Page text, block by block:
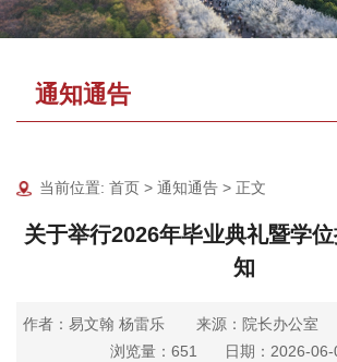
通知通告
当前位置:首页 >通知通告 > 正文
关于举行2026年毕业典礼暨学
知
作者：易文翰 杨雷乐 来源：院长办公室
浏览量： 651 日期：2026-06-